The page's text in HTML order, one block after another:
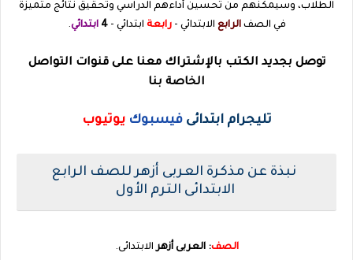
الطلاب، وسيمكنهم من تحسين أداءهم الدراسي وتحقيق نتائج متميزة
في الصفالرابعالابتدائي -رابعةابتدائي -4 ابتدائي.
توصل بجديد الكتب بالإشتراك معنا على قنوات التواصل
الخاصة بنا
تليجرام ابتدائى فيسبوك يوتيوب
نبذة عن مذكرة العربى أزهر للصف الرابع
الابتدائى الترم الأول
الصف: العربى أزهرالابتدائى.